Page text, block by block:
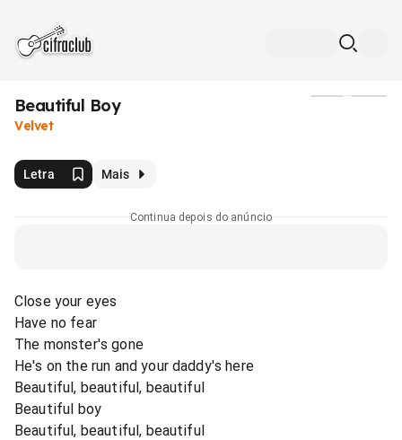
Beautiful Boy
Velvet
Letra Mais
Continua depois do anúncio
Close your eyes
Have no fear
The monster's gone
He's on the run and your daddy's here
Beautiful, beautiful, beautiful
Beautiful boy
Beautiful, beautiful, beautiful